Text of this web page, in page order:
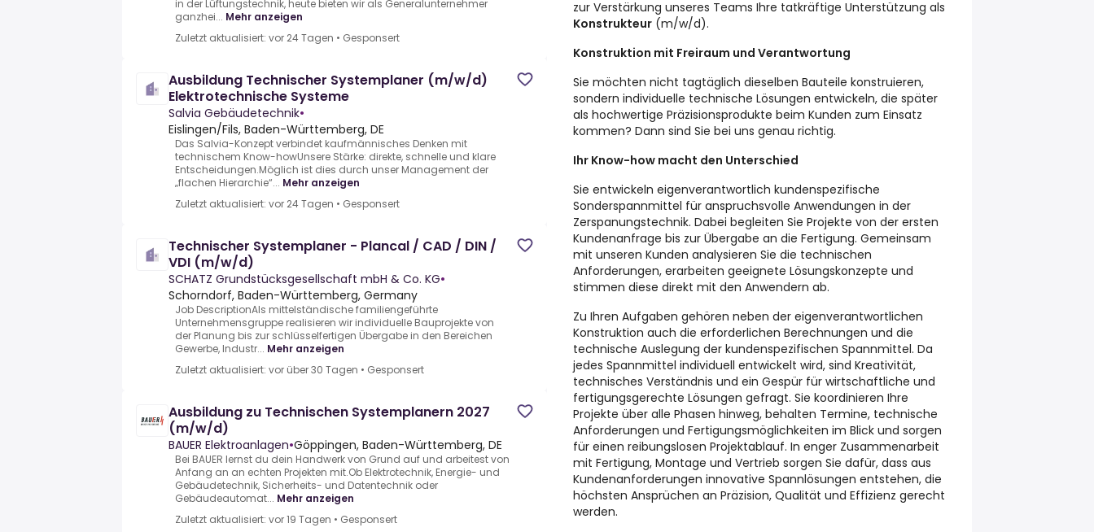
in der Lüftungstechnik, heute bieten wir als Generalunternehmer
ganzhei... Mehr anzeigen
Zuletzt aktualisiert: vor 24 Tagen • Gesponsert
Ausbildung Technischer Systemplaner (m/w/d)
Elektrotechnische Systeme
Salvia Gebäudetechnik•
Eislingen/Fils, Baden-Württemberg, DE
Das Salvia-Konzept verbindet kaufmännisches Denken mit
technischem Know-howUnsere Stärke: direkte, schnelle und klare
Entscheidungen.Möglich ist dies durch unser Management der
„flachen Hierarchie“... Mehr anzeigen
Zuletzt aktualisiert: vor 24 Tagen • Gesponsert
Technischer Systemplaner - Plancal / CAD / DIN /
VDI (m/w/d)
SCHATZ Grundstücksgesellschaft mbH & Co. KG•
Schorndorf, Baden-Württemberg, Germany
Job DescriptionAls mittelständische familiengeführte
Unternehmensgruppe realisieren wir individuelle Bauprojekte von
der Planung bis zur schlüsselfertigen Übergabe in den Bereichen
Gewerbe, Industr... Mehr anzeigen
Zuletzt aktualisiert: vor über 30 Tagen • Gesponsert
Ausbildung zu Technischen Systemplanern 2027
(m/w/d)
BAUER Elektroanlagen•Göppingen, Baden-Württemberg, DE
Bei BAUER lernst du dein Handwerk von Grund auf und arbeitest von
Anfang an an echten Projekten mit.Ob Elektrotechnik, Energie- und
Gebäudetechnik, Sicherheits- und Datentechnik oder
Gebäudeautomat... Mehr anzeigen
Zuletzt aktualisiert: vor 19 Tagen • Gesponsert
zur Verstärkung unseres Teams Ihre tatkräftige Unterstützung als
Konstrukteur (m/w/d).
Konstruktion mit Freiraum und Verantwortung
Sie möchten nicht tagtäglich dieselben Bauteile konstruieren,
sondern individuelle technische Lösungen entwickeln, die später
als hochwertige Präzisionsprodukte beim Kunden zum Einsatz
kommen? Dann sind Sie bei uns genau richtig.
Ihr Know-how macht den Unterschied
Sie entwickeln eigenverantwortlich kundenspezifische
Sonderspannmittel für anspruchsvolle Anwendungen in der
Zerspanungstechnik. Dabei begleiten Sie Projekte von der ersten
Kundenanfrage bis zur Übergabe an die Fertigung. Gemeinsam
mit unseren Kunden analysieren Sie die technischen
Anforderungen, erarbeiten geeignete Lösungskonzepte und
stimmen diese direkt mit den Anwendern ab.
Zu Ihren Aufgaben gehören neben der eigenverantwortlichen
Konstruktion auch die erforderlichen Berechnungen und die
technische Auslegung der kundenspezifischen Spannmittel. Da
jedes Spannmittel individuell entwickelt wird, sind Kreativität,
technisches Verständnis und ein Gespür für wirtschaftliche und
fertigungsgerechte Lösungen gefragt. Sie koordinieren Ihre
Projekte über alle Phasen hinweg, behalten Termine, technische
Anforderungen und Fertigungsmöglichkeiten im Blick und sorgen
für einen reibungslosen Projektablauf. In enger Zusammenarbeit
mit Fertigung, Montage und Vertrieb sorgen Sie dafür, dass aus
Kundenanforderungen innovative Spannlösungen entstehen, die
höchsten Ansprüchen an Präzision, Qualität und Effizienz gerecht
werden.